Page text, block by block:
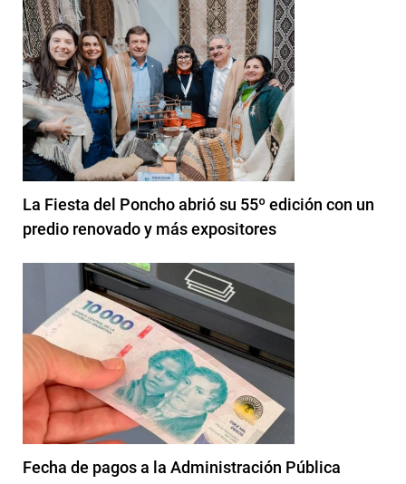
La Fiesta del Poncho abrió su 55º edición con un
predio renovado y más expositores
Fecha de pagos a la Administración Pública